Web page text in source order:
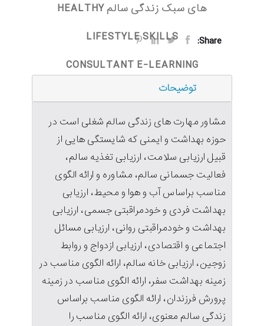
های سبک زندگی سالم HEALTHY
LIFESTYLE SKILLS
CONSULTANT E-LEARNING
Share:
توضیحات
مشاور مهارت های زندگی سالم شغلی است در
حوزه بهداشت و ایمنی که شایستگی هایی از
قبیل ارزیابی سلامت، ارزیابی تغذیه سالم،
فعالیت جسمانی سالم، مشاوره و ارائه الگوی
مناسب براساس آب و هوا و محیط، ارزیابی
بهداشت فردی و خودمراقبتی جسمی، ارزیابی
بهداشت و خودمراقبتی روانی، ارزیابی مسائل
اجتماعی و اقتصادی، ارزیابی ازدواج و روابط
زوجین، ارزیابی خانه سالم، ارائه الگوی مناسب در
زمینه بهداشت سفر، ارائه الگوی مناسب در زمینه
پرورش فرزندان، ارائه الگوی مناسب براساس
زندگی سالم معنوی، ارائه الگوی مناسب را